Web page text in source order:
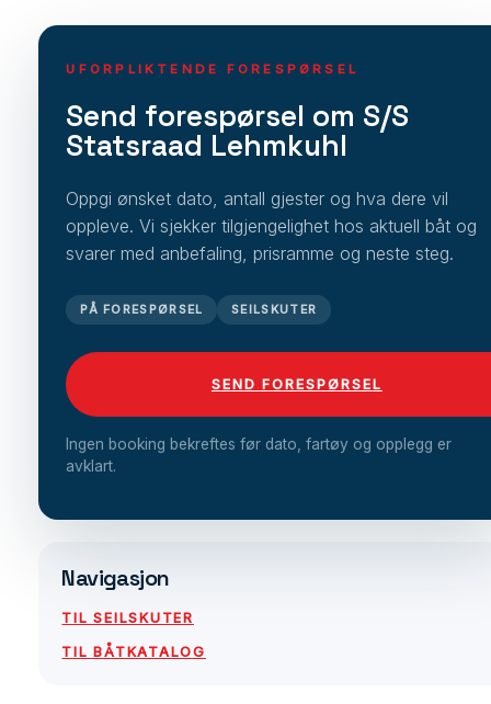
UFORPLIKTENDE FORESPØRSEL
Send forespørsel om S/S
Statsraad Lehmkuhl
Oppgi ønsket dato, antall gjester og hva dere vil
oppleve. Vi sjekker tilgjengelighet hos aktuell båt og
svarer med anbefaling, prisramme og neste steg.
PÅ FORESPØRSEL SEILSKUTER
SEND FORESPØRSEL
Ingen booking bekreftes før dato, fartøy og opplegg er
avklart.
Navigasjon
TIL SEILSKUTER
TIL BÅTKATALOG